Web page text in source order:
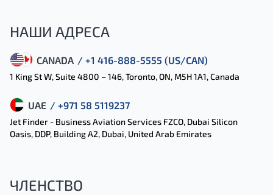
НАШИ АДРЕСА
CANADA / +1 416-888-5555 (US/CAN)
1 King St W, Suite 4800 – 146, Toronto, ON, M5H 1A1, Canada
UAE / +971 58 5119237
Jet Finder - Business Aviation Services FZCO, Dubai Silicon
Oasis, DDP, Building A2, Dubai, United Arab Emirates
ЧЛЕНСТВО